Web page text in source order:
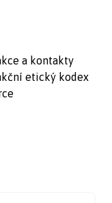
a kontakty
etický kodex